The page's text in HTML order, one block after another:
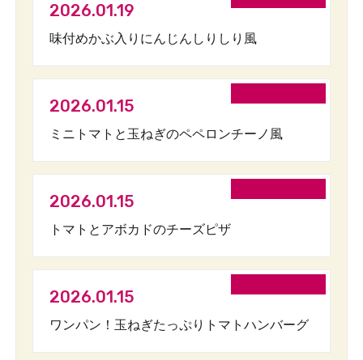
2026.01.19
味付めかぶ入りにんじんしりしり風
2026.01.15
ミニトマトと玉ねぎのペペロンチーノ風
2026.01.15
トマトとアボカドのチーズピザ
2026.01.15
ワンパン！玉ねぎたっぷりトマトハンバーグ